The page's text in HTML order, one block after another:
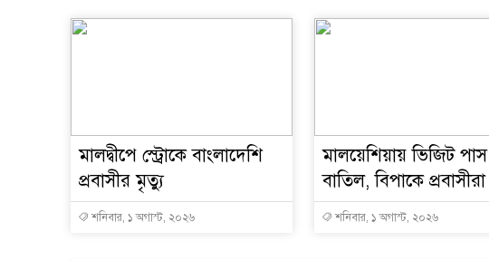
মালদ্বীপে স্ট্রোকে বাংলাদেশি
প্রবাসীর মৃত্যু
শনিবার, ১ অগাস্ট, ২০২৬
মালয়েশিয়ায় ভিজিট পাস
বাতিল, বিপাকে প্রবাসীরা
শনিবার, ১ অগাস্ট, ২০২৬